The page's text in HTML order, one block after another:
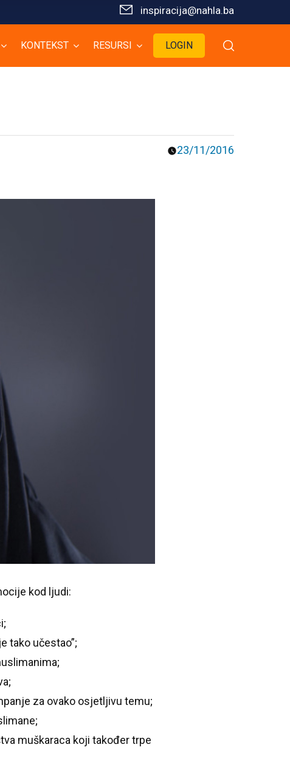
inspiracija@nahla.bа
KONTEKST RESURSI LOGIN
23/11/2016
kod ljudi:
tako učestao”;
za ovako osjetljivu temu;
muškaraca koji također trpe